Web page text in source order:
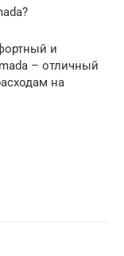
и
– отличный
на